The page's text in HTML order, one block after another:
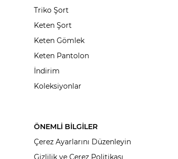
Triko Şort
Keten Şort
Keten Gömlek
Keten Pantolon
İndirim
Koleksiyonlar
ÖNEMLİ BİLGİLER
Çerez Ayarlarını Düzenleyin
Gizlilik ve Çerez Politikası